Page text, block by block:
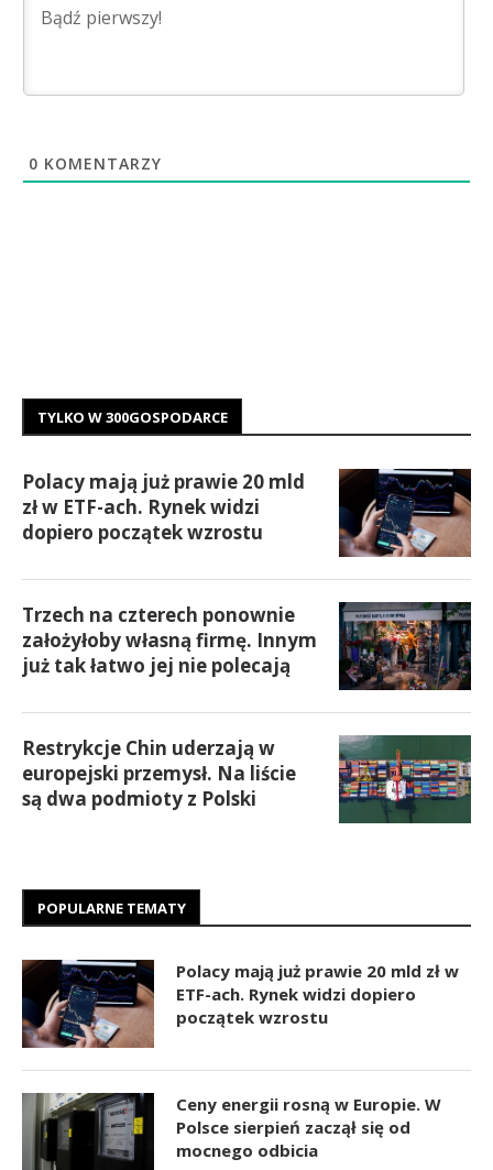
0 KOMENTARZY
TYLKO W 300GOSPODARCE
Polacy mają już prawie 20 mld
zł w ETF-ach. Rynek widzi
dopiero początek wzrostu
Trzech na czterech ponownie
założyłoby własną firmę. Innym
już tak łatwo jej nie polecają
Restrykcje Chin uderzają w
europejski przemysł. Na liście
są dwa podmioty z Polski
POPULARNE TEMATY
Polacy mają już prawie 20 mld zł w
ETF-ach. Rynek widzi dopiero
początek wzrostu
Ceny energii rosną w Europie. W
Polsce sierpień zaczął się od
mocnego odbicia